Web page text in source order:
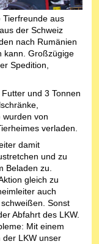
Tierfreunde aus
der Schweiz
nach Rumänien
kann. Großzügige
Spedition,
und 3 Tonnen
wurden von
verladen.
damit
und zu
Beladen zu.
gleich zu
auch
Sonst
Abfahrt des LKW.
Mit einem
der LKW unser